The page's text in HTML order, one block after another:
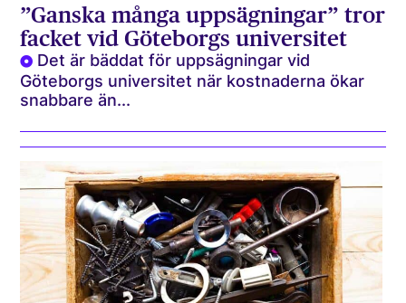
”Ganska många uppsägningar” tror
facket vid Göteborgs universitet
Det är bäddat för uppsägningar vid
Göteborgs universitet när kostnaderna ökar
snabbare än...